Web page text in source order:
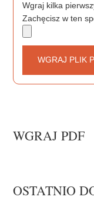
Wgraj kilka
Zachęcisz w ten
WGRAJ PLIK
WGRAJ PDF
OSTATNIO